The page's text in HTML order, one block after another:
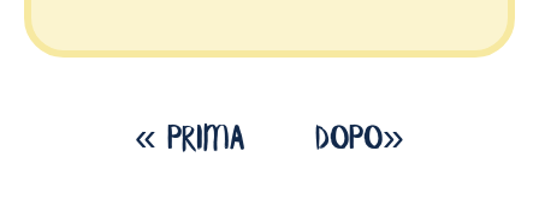
« Prima dopo»